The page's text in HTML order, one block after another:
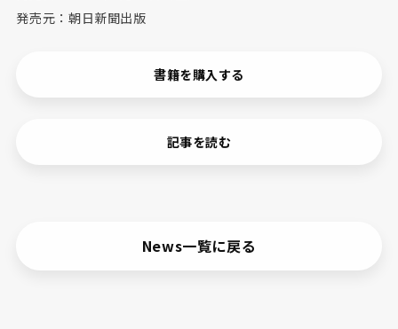
発売元：朝日新聞出版
書籍を購入する
記事を読む
News一覧に戻る